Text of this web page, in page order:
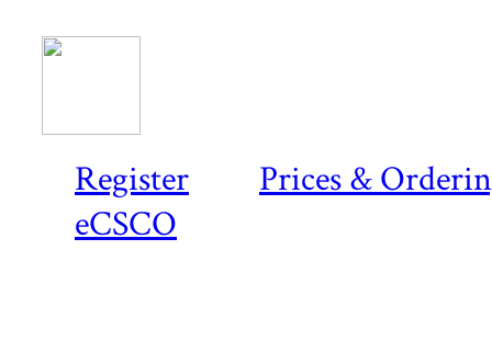
Register
Prices &
eCSCO